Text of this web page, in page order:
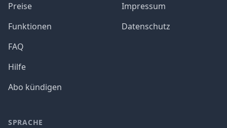
Preise
Funktionen
FAQ
Hilfe
Abo kündigen
Impressum
Datenschutz
SPRACHE